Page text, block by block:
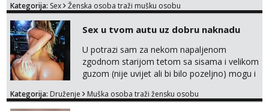
na link ispod i nadji me tamo, cekam te!
Kategorija: Sex Ženska osoba traži mušku osobu
Sex u tvom autu uz dobru naknadu
U potrazi sam za nekom napaljenom
zgodnom starijom tetom sa sisama i velikom
guzom (nije uvijet ali bi bilo pozeljno) mogu i
dobra zabava uz naknadu, trazim neku koja
Kategorija: Druženje Muška osoba traži žensku osobu